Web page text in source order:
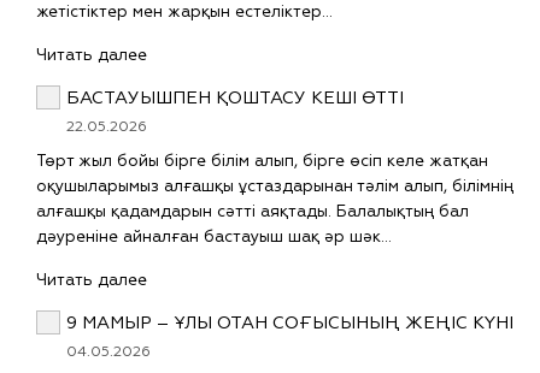
жетістіктер мен жарқын естеліктер…
Читать далее
БАСТАУЫШПЕН ҚОШТАСУ КЕШІ ӨТТІ
22.05.2026
Төрт жыл бойы бірге білім алып, бірге өсіп келе жатқан
оқушыларымыз алғашқы ұстаздарынан тәлім алып, білімнің
алғашқы қадамдарын сәтті аяқтады. Балалықтың бал
дәуреніне айналған бастауыш шақ әр шәк…
Читать далее
9 МАМЫР – ҰЛЫ ОТАН СОҒЫСЫНЫҢ ЖЕҢІС КҮНІ
04.05.2026